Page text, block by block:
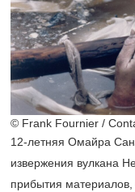
© Frank Fournier /
12-летняя Омайра
извержения вулкана
прибытия